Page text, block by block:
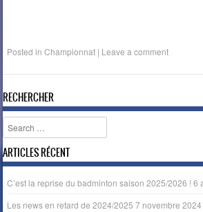
Posted inChampionnat | Leave a comment
RECHERCHER
Search
ARTICLES RÉCENT
C’est la reprise du badminton saison 2025/2026 ! 6
Les news en retard de 2024/2025 7 novembre 2024